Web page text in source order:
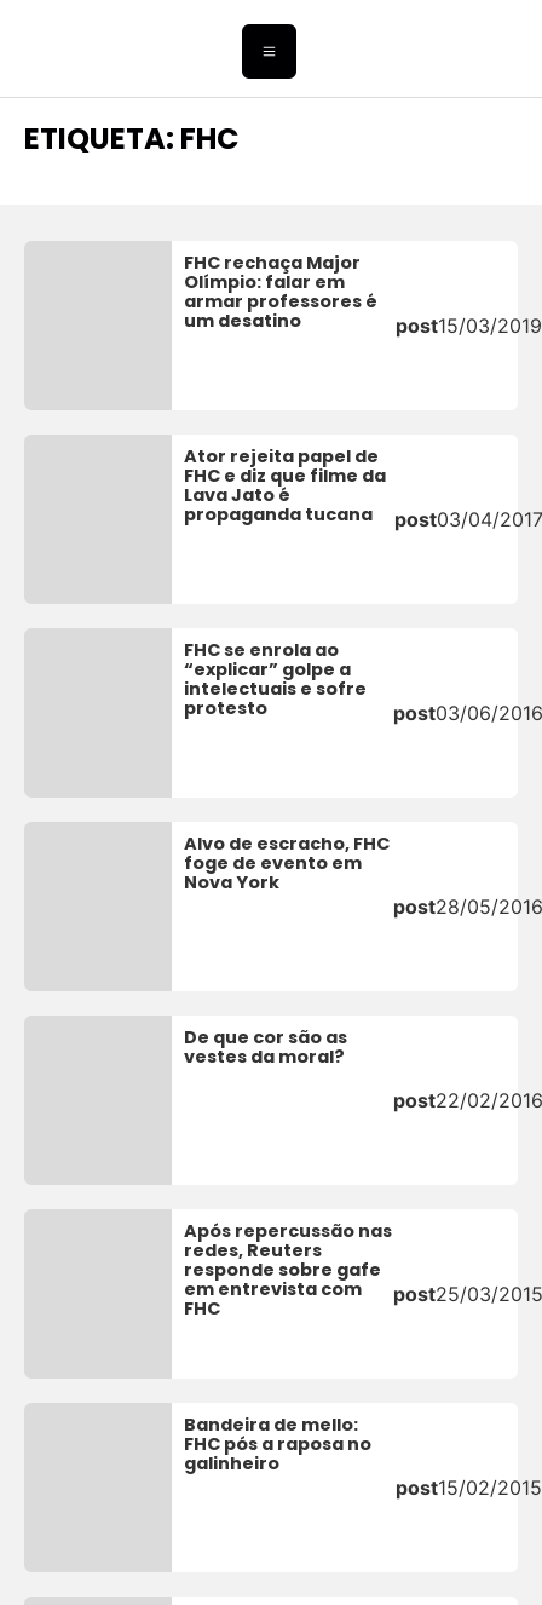
ETIQUETA: FHC
FHC rechaça Major
Olímpio: falar em
armar professores é
um desatino
post15/03/2019
Ator rejeita papel de
FHC e diz que filme da
Lava Jato é
propaganda tucana
post03/04/2017
FHC se enrola ao
“explicar” golpe a
intelectuais e sofre
protesto
post03/06/
Alvo de escracho, FHC
foge de evento em
Nova York
post28/05/
De que cor são as
vestes da moral?
post22/02/
Após repercussão nas
redes, Reuters
responde sobre gafe
em entrevista com
FHC
post25/03/
Bandeira de mello:
FHC pós a raposa no
galinheiro
post15/02/2015